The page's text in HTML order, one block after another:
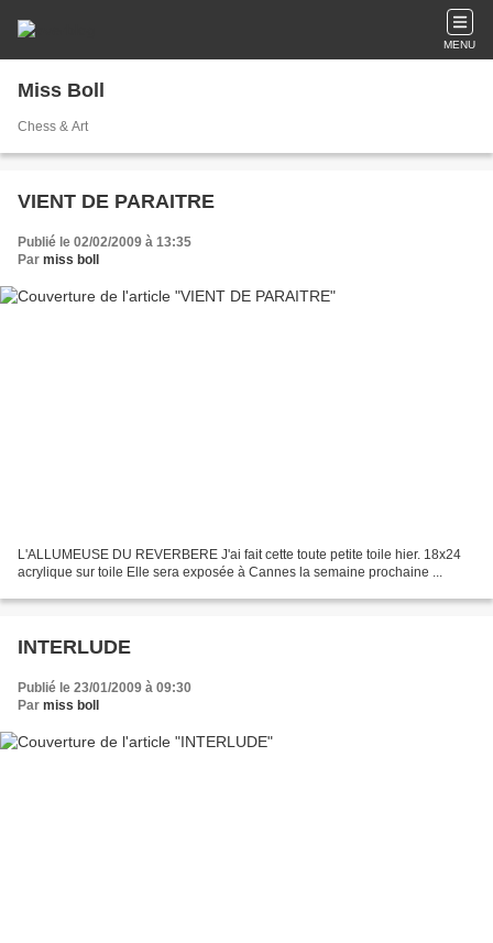
MENU
Miss Boll
Chess & Art
VIENT DE PARAITRE
Publié le 02/02/2009 à 13:35
Par miss boll
L'ALLUMEUSE DU REVERBERE J'ai fait cette toute petite toile hier. 18x24
acrylique sur toile Elle sera exposée à Cannes la semaine prochaine ...
INTERLUDE
Publié le 23/01/2009 à 09:30
Par miss boll